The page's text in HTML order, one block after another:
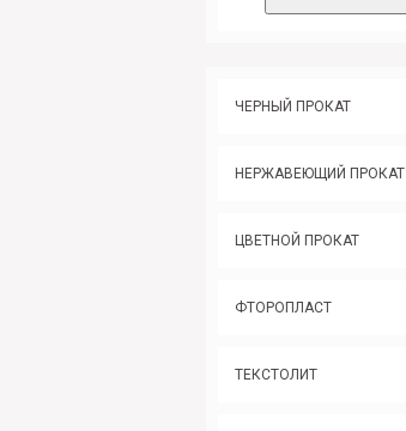
ЧЕРНЫЙ ПРОКАТ
НЕРЖАВЕЮЩИЙ ПРОКАТ
ЦВЕТНОЙ ПРОКАТ
ФТОРОПЛАСТ
ТЕКСТОЛИТ